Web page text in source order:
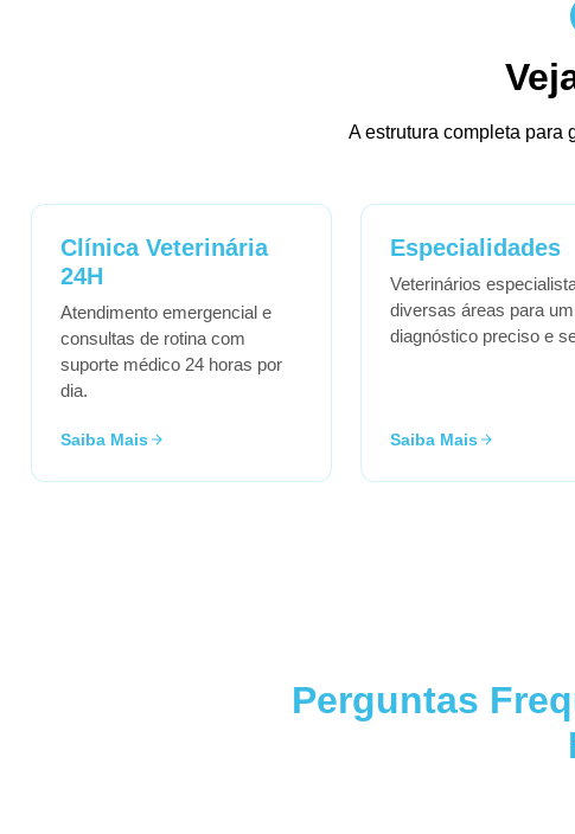
A estrutura completa para
Clínica Veterinária
24H
Atendimento emergencial e
consultas de rotina com
suporte médico 24 horas por
dia.
Saiba Mais
Especialidades
Veterinários
diversas áreas para um
diagnóstico preciso e
Saiba Mais
Perguntas